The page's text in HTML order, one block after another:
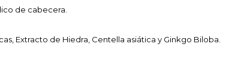
de cabecera.
Extracto de Hiedra, Centella asiática y Ginkgo Biloba.